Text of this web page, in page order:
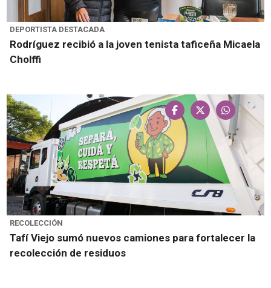
DEPORTISTA DESTACADA
Rodríguez recibió a la joven tenista taficeña Micaela
Cholffi
RECOLECCIÓN
Tafí Viejo sumó nuevos camiones para fortalecer la
recolección de residuos